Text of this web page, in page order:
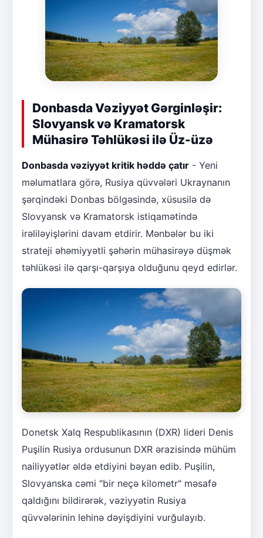
Donbasda Vəziyyət Gərginləşir:
Slovyansk və Kramatorsk
Mühasirə Təhlükəsi ilə Üz-üzə
Donbasda vəziyyət kritik həddə çatır - Yeni
məlumatlara görə, Rusiya qüvvələri Ukraynanın
şərqindəki Donbas bölgəsində, xüsusilə də
Slovyansk və Kramatorsk istiqamətində
irəliləyişlərini davam etdirir. Mənbələr bu iki
strateji əhəmiyyətli şəhərin mühasirəyə düşmək
təhlükəsi ilə qarşı-qarşıya olduğunu qeyd edirlər.
Donetsk Xalq Respublikasının (DXR) lideri Denis
Puşilin Rusiya ordusunun DXR ərazisində mühüm
nailiyyətlər əldə etdiyini bəyan edib. Puşilin,
Slovyanska cəmi "bir neçə kilometr" məsafə
qaldığını bildirərək, vəziyyətin Rusiya
qüvvələrinin lehinə dəyişdiyini vurğulayıb.